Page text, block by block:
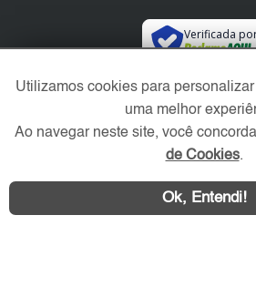
Verificada
Redes Sociais
Utilizamos cookies para
uma melhor
Ao navegar neste site, você
de Cookies.
Ok, Entendi!